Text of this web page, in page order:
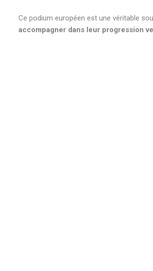
Ce podium européen est une véritable
accompagner dans leur progression